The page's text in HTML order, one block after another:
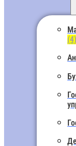
(4)